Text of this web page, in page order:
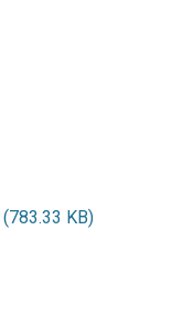
(783.33 KB)